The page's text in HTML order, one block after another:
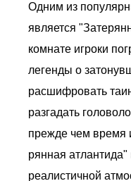
Одним из
является
комнате игроки
легенды о
расшифровать
разгадать
прежде чем время
рянная атлантида"
реалистичной